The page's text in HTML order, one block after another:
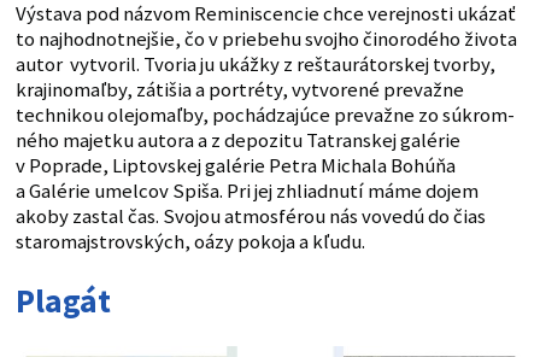
Výstava pod názvom Reminiscencie chce verejnosti ukázať
to najhodnotnejšie, čo v priebehu svojho činorodého života
autor vytvoril. Tvoria ju ukážky z reštaurátorskej tvorby,
krajinomaľby, zátišia a portréty, vytvo­rené prevažne
technikou olejomaľby, pochádzajúce prevažne zo súkrom­
ného majetku autora a z depozitu Tatranskej galérie
v Poprade, Liptovskej galérie Petra Michala Bohúňa
a Galérie umelcov Spiša. Pri jej zhliadnutí máme dojem
akoby zastal čas. Svojou atmosférou nás vovedú do čias
staromajstrovských, oázy pokoja a kľudu.
Plagát